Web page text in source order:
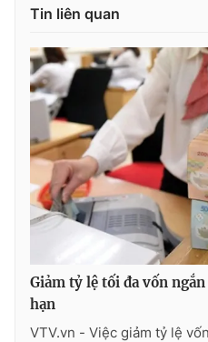
Tin liên quan
Giảm tỷ lệ tối đa vốn
hạn
VTV.vn - Việc giảm tỷ lệ